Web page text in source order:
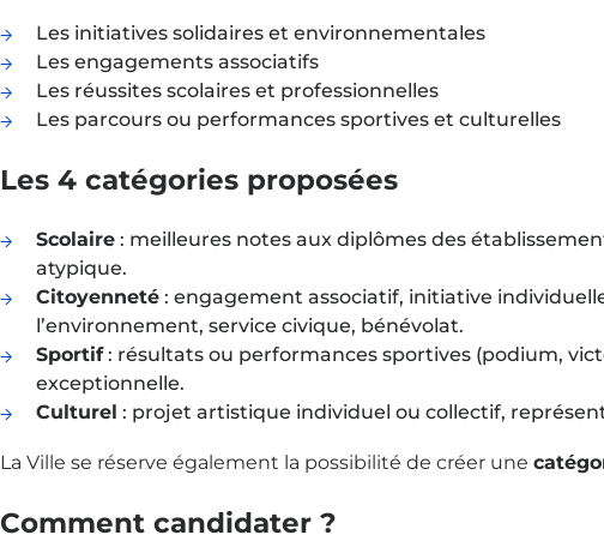
Les initiatives solidaires et environnementales
Les engagements associatifs
Les réussites scolaires et professionnelles
Les parcours ou performances sportives et culturelles
Les 4 catégories proposées
Scolaire : meilleures notes aux diplômes des
atypique.
Citoyenneté : engagement associatif, initiative
l’environnement, service civique, bénévolat.
Sportif: résultats ou performances sportives (podium,
exceptionnelle.
Culturel : projet artistique individuel ou collectif,
La Ville se réserve également la possibilité de créer une
Comment candidater ?